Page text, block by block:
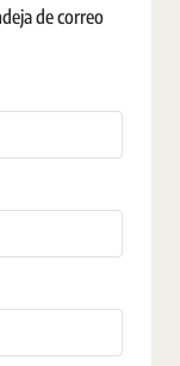
de correo